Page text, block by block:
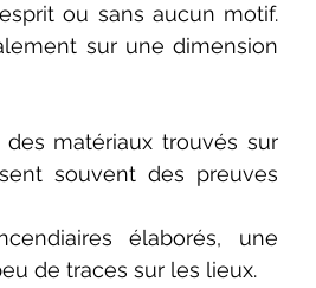
ou sans aucun motif.
sur une dimension
matériaux trouvés sur
souvent des preuves
élaborés, une
de traces sur les lieux.